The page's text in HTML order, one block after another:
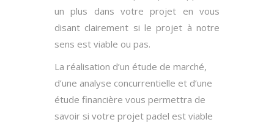
un plus dans votre projet en vous
disant clairement si le projet à notre
sens est viable ou pas.
La réalisation d’un étude de marché,
d’une analyse concurrentielle et d’une
étude financière vous permettra de
savoir si votre projet padel est viable